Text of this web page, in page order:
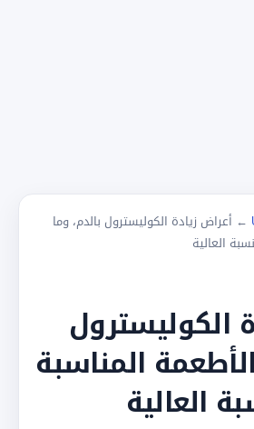
← أعراض زيادة الكوليسترول بالدم، وما
العالية
الكوليسترول
المناسبة
العالية